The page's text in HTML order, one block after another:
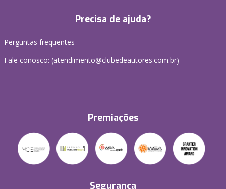
Precisa de ajuda?
Perguntas frequentes
Fale conosco: (atendimento@clubedeautores.com.br)
Premiações
Segurança